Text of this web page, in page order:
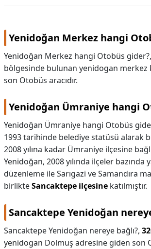
Yenidoğan Merkez hangi
Yenidoğan Merkez hangi Otobüs gider?,
bölgesinde bulunan yenidogan
son Otobüs aracıdır.
Yenidoğan Ümraniye hangi
Yenidoğan Ümraniye hangi Otobüs
1993 tarihinde belediye statüsü alarak
2008 yılına kadar Ümraniye ilçesine
Yenidoğan, 2008 yılında ilçeler bazında
düzenleme ile Sarıgazi ve Samandıra
birlikteSancaktepe ilçesine katılmıştır.
Sancaktepe Yenidoğan
Sancaktepe Yenidoğan nereye bağlı?,
yenidogan Dolmuş adresine giden son